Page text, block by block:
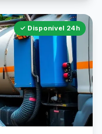
✓ Disponível 24h